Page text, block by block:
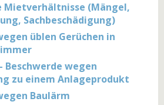
Mietverhältnisse (Mängel,
Sachbeschädigung)
üblen Gerüchen in
Beschwerde wegen
zu einem Anlageprodukt
Baulärm